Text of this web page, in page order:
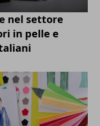
nel settore
in pelle e